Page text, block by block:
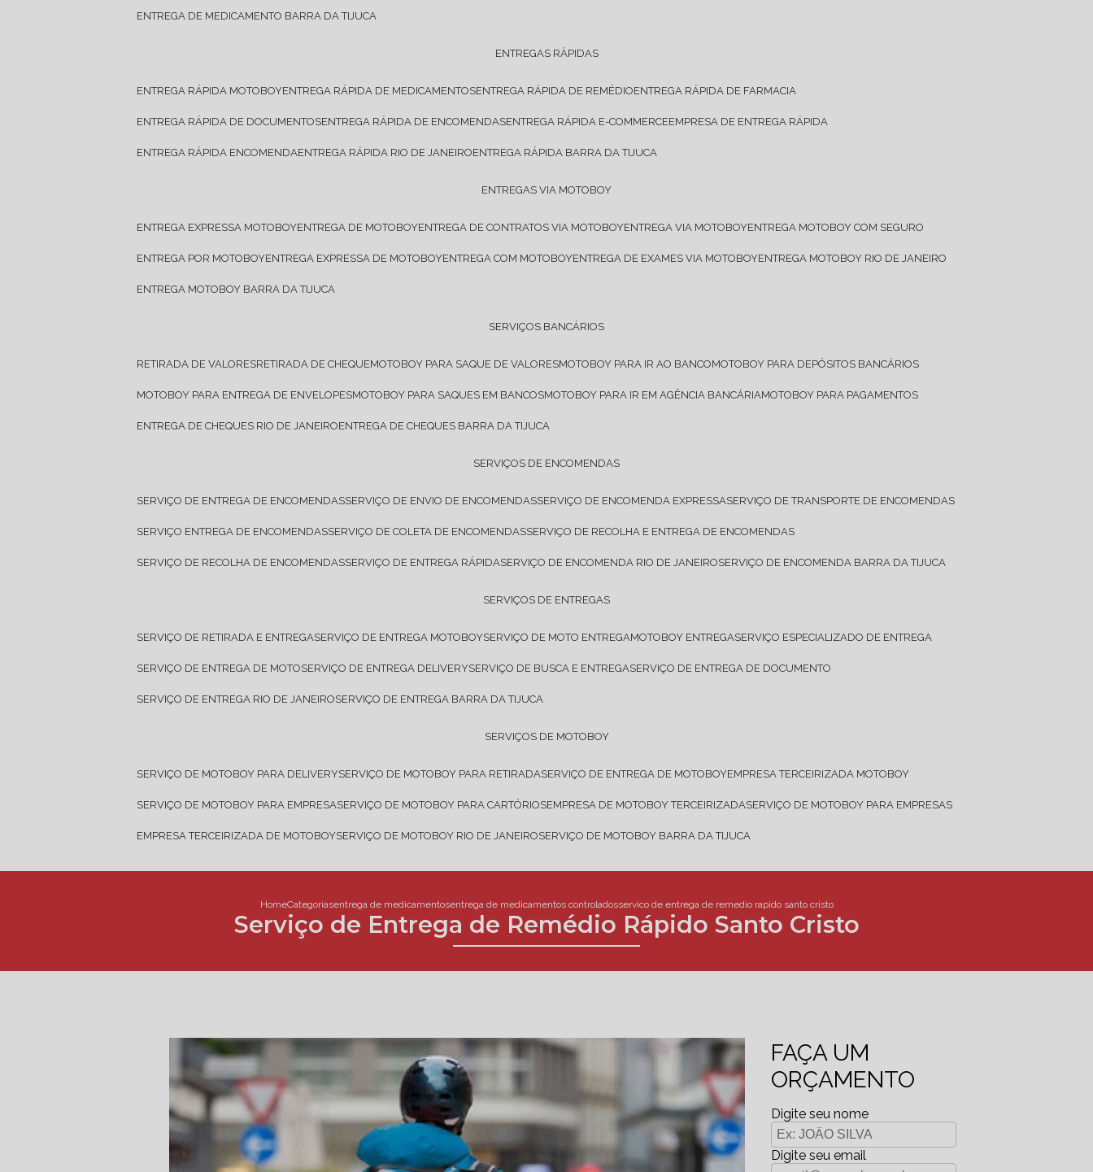
ENTREGA DE MEDICAMENTO BARRA DA TIJUCA
ENTREGAS RÁPIDAS
ENTREGA RÁPIDA MOTOBOY ENTREGA RÁPIDA DE MEDICAMENTOS ENTREGA RÁPIDA DE REMÉDIO ENTREGA RÁPIDA DE FARMACIA
ENTREGA RÁPIDA DE DOCUMENTOS ENTREGA RÁPIDA DE ENCOMENDAS ENTREGA RÁPIDA E-COMMERCE EMPRESA DE ENTREGA RÁPIDA
ENTREGA RÁPIDA ENCOMENDA ENTREGA RÁPIDA RIO DE JANEIRO ENTREGA RÁPIDA BARRA DA TIJUCA
ENTREGAS VIA MOTOBOY
ENTREGA EXPRESSA MOTOBOY ENTREGA DE MOTOBOY ENTREGA DE CONTRATOS VIA MOTOBOY ENTREGA VIA MOTOBOY ENTREGA MOTOBOY COM SEGURO
ENTREGA POR MOTOBOY ENTREGA EXPRESSA DE MOTOBOY ENTREGA COM MOTOBOY ENTREGA DE EXAMES VIA MOTOBOY ENTREGA MOTOBOY RIO DE JANEIRO
ENTREGA MOTOBOY BARRA DA TIJUCA
SERVIÇOS BANCÁRIOS
RETIRADA DE VALORES RETIRADA DE CHEQUE MOTOBOY PARA SAQUE DE VALORES MOTOBOY PARA IR AO BANCO MOTOBOY PARA DEPÓSITOS BANCÁRIOS
MOTOBOY PARA ENTREGA DE ENVELOPES MOTOBOY PARA SAQUES EM BANCOS MOTOBOY PARA IR EM AGÊNCIA BANCÁRIA MOTOBOY PARA PAGAMENTOS
ENTREGA DE CHEQUES RIO DE JANEIRO ENTREGA DE CHEQUES BARRA DA TIJUCA
SERVIÇOS DE ENCOMENDAS
SERVIÇO DE ENTREGA DE ENCOMENDAS SERVIÇO DE ENVIO DE ENCOMENDAS SERVIÇO DE ENCOMENDA EXPRESSA SERVIÇO DE TRANSPORTE DE ENCOMENDAS
SERVIÇO ENTREGA DE ENCOMENDAS SERVIÇO DE COLETA DE ENCOMENDAS SERVIÇO DE RECOLHA E ENTREGA DE ENCOMENDAS
SERVIÇO DE RECOLHA DE ENCOMENDAS SERVIÇO DE ENTREGA RÁPIDA SERVIÇO DE ENCOMENDA RIO DE JANEIRO SERVIÇO DE ENCOMENDA BARRA DA TIJUCA
SERVIÇOS DE ENTREGAS
SERVIÇO DE RETIRADA E ENTREGA SERVIÇO DE ENTREGA MOTOBOY SERVIÇO DE MOTO ENTREGA MOTOBOY ENTREGA SERVIÇO ESPECIALIZADO DE ENTREGA
SERVIÇO DE ENTREGA DE MOTO SERVIÇO DE ENTREGA DELIVERY SERVIÇO DE BUSCA E ENTREGA SERVIÇO DE ENTREGA DE DOCUMENTO
SERVIÇO DE ENTREGA RIO DE JANEIRO SERVIÇO DE ENTREGA BARRA DA TIJUCA
SERVIÇOS DE MOTOBOY
SERVIÇO DE MOTOBOY PARA DELIVERY SERVIÇO DE MOTOBOY PARA RETIRADA SERVIÇO DE ENTREGA DE MOTOBOY EMPRESA TERCEIRIZADA MOTOBOY
SERVIÇO DE MOTOBOY PARA EMPRESA SERVIÇO DE MOTOBOY PARA CARTÓRIOS EMPRESA DE MOTOBOY TERCEIRIZADA SERVIÇO DE MOTOBOY PARA EMPRESAS
EMPRESA TERCEIRIZADA DE MOTOBOY SERVIÇO DE MOTOBOY RIO DE JANEIRO SERVIÇO DE MOTOBOY BARRA DA TIJUCA
HomeCategoriasentrega de medicamentosentrega de medicamentos controladosservico de entrega de remedio rapido santo cristo
Serviço de Entrega de Remédio Rápido Santo Cristo
FAÇA UM
ORÇAMENTO
Digite seu nome
Digite seu email